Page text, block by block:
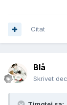
Citat
Blå
Skrivet